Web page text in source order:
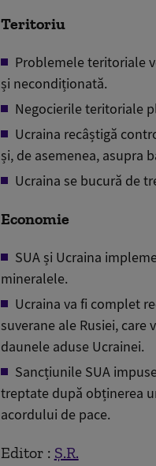
Teritoriu
Problemele teritoriale
și necondiționată.
Negocierile teritoriale
Ucraina recâștigă
și, de asemenea, asupra
Ucraina se bucură de
Economie
SUA și Ucraina
mineralele.
Ucraina va fi complet
suverane ale Rusiei, care
daunele aduse Ucrainei.
Sancțiunile SUA
treptate după obținerea
acordului de pace.
Editor : Ș.R.